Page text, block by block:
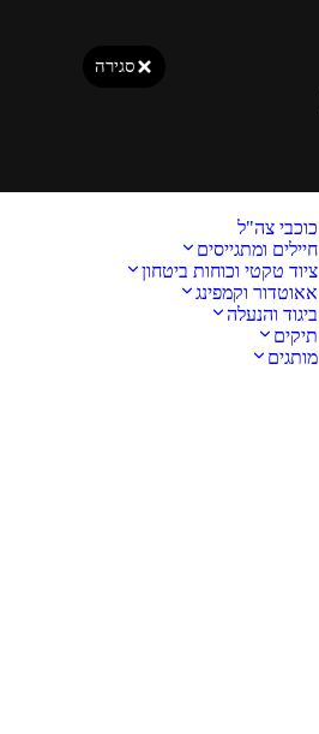
סגירה
כוכבי צה"ל
חיילים ומתגייסים
ציוד טקטי וכוחות ביטחון
אאוטדור וקמפינג
ביגוד והנעלה
תיקים
מותגים